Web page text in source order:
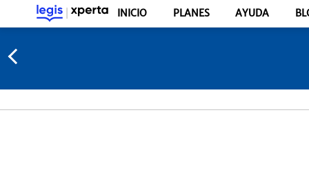
INICIO PLANES AYUDA